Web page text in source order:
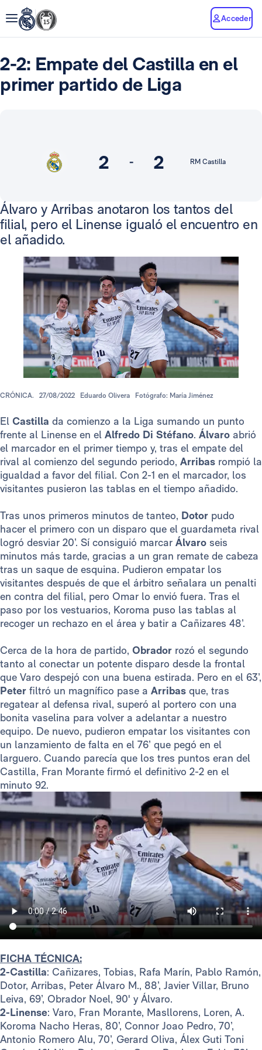
Acceder
2-2: Empate del Castilla en el
primer partido de Liga
2 - 2 RM Castilla
Álvaro y Arribas anotaron los tantos del
filial, pero el Linense igualó el encuentro en
el añadido.
CRÓNICA. 27/08/2022 Eduardo Olivera Fotógrafo: María Jiménez
El Castilla da comienzo a la Liga sumando un punto
frente al Linense en el Alfredo Di Stéfano. Álvaro abrió
el marcador en el primer tiempo y, tras el empate del
rival al comienzo del segundo periodo, Arribas rompió la
igualdad a favor del filial. Con 2-1 en el marcador, los
visitantes pusieron las tablas en el tiempo añadido.
Tras unos primeros minutos de tanteo, Dotor pudo
hacer el primero con un disparo que el guardameta rival
logró desviar 20’. Sí consiguió marcar Álvaro seis
minutos más tarde, gracias a un gran remate de cabeza
tras un saque de esquina. Pudieron empatar los
visitantes después de que el árbitro señalara un penalti
en contra del filial, pero Omar lo envió fuera. Tras el
paso por los vestuarios, Koroma puso las tablas al
recoger un rechazo en el área y batir a Cañizares 48’.
Cerca de la hora de partido, Obrador rozó el segundo
tanto al conectar un potente disparo desde la frontal
que Varo despejó con una buena estirada. Pero en el 63’,
Peter filtró un magnífico pase a Arribas que, tras
regatear al defensa rival, superó al portero con una
bonita vaselina para volver a adelantar a nuestro
equipo. De nuevo, pudieron empatar los visitantes con
un lanzamiento de falta en el 76’ que pegó en el
larguero. Cuando parecía que los tres puntos eran del
Castilla, Fran Morante firmó el definitivo 2-2 en el
minuto 92.
FICHA TÉCNICA:
2-Castilla: Cañizares, Tobias, Rafa Marín, Pablo Ramón,
Dotor, Arribas, Peter Álvaro M., 88’, Javier Villar, Bruno
Leiva, 69’, Obrador Noel, 90' y Álvaro.
2-Linense: Varo, Fran Morante, Masllorens, Loren, A.
Koroma Nacho Heras, 80’, Connor Joao Pedro, 70’,
Antonio Romero Alu, 70’, Gerard Oliva, Álex Guti Toni